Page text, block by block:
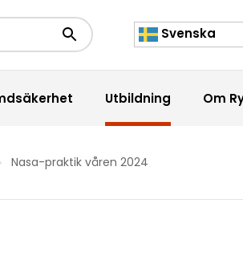
Sökknapp Svenska
Utbildning Om
Nasa-praktik våren 2024